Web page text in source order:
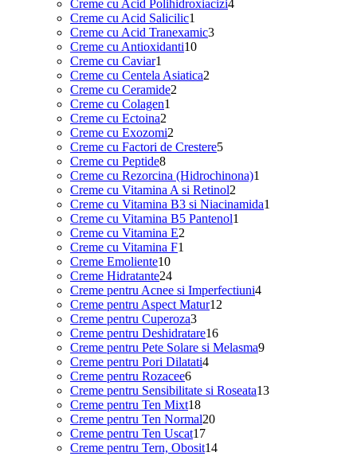
produse
Creme cu Acid Polihidroxiacizi44
Creme cu Acid Salicilic1
produs
Creme cu Acid Tranexamic33
Creme cu Antioxidanti1010
Creme cu Caviar1
produs
Creme cu Centela Asiatica2
Creme cu Ceramide2
Creme cu Colagen1
Creme cu Ectoina2
produse
Creme cu Exozomi2
produse
Creme cu Factori de Crestere55
Creme cu Peptide88
produse
Creme cu Rezorcina (Hidrochinona)1
Creme cu Vitamina A si Retinol2
produse
Creme cu Vitamina B3 si Niacinamida1
Creme cu Vitamina B5 Pantenol1
Creme cu Vitamina E2
Creme cu Vitamina F1
Creme Emoliente1010
produse
Creme Hidratante2424
de
produse
Creme pentru Acnee si Imperfectiuni44
Creme pentru Aspect Matur12
Creme pentru Cuperoza33
produse
Creme pentru Deshidratare1616
produse
Creme pentru Pete Solare si Melasma99
Creme pentru Pori Dilatati44
Creme pentru Rozacee66
produse
Creme pentru Sensibilitate si Roseata1313
Creme pentru Ten Mixt1818
produse
Creme pentru Ten Normal2020
produse
Creme pentru Ten Uscat1717
produse
Creme pentru Tern, Obosit1414